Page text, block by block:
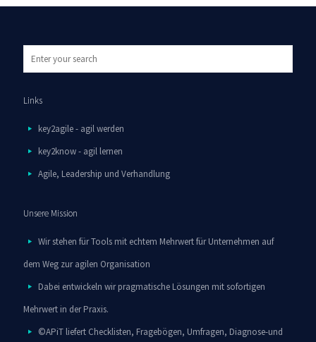
Links
key2agile - agil werden
key2know - agil lernen
Agile, Leadership und Verhandlung
Unsere Mission
Wir stehen für Tools mit echtem Mehrwert für Unternehmen auf
dem Weg zur agilen Organisation
Dabei entwickeln wir pragmatische Lösungen mit sofortigen
Mehrwert in der Praxis.
©APiT liefert Checklisten, Fragebögen, Umfragen, Diagnose-und